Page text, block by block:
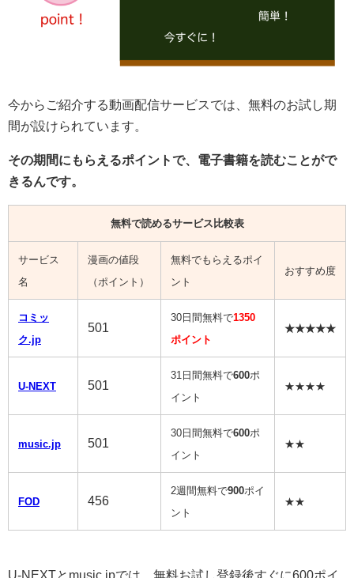
今からご紹介する動画配信サービスでは、無料のお試し期
間が設けられています。
その期間にもらえるポイントで、電子書籍を読むことがで
きるんです。
無料で読めるサービス比較表
サービス
名
漫画の値段
（ポイント）
無料でもらえるポイ
ント
おすすめ度
コミッ
ク.jp
501
30日間無料で1350
ポイント
★★★★★
U-NEXT 501
31日間無料で600ポ
イント
★★★★
music.jp 501
30日間無料で600ポ
イント
★★
FOD 456
2週間無料で900ポイ
ント
★★
U-NEXTとmusic.jpでは、無料お試し登録後すぐに600ポイ